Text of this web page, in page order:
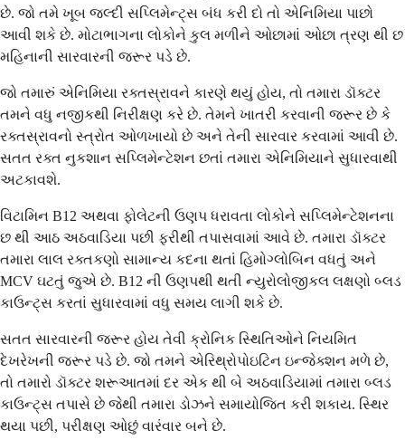
છે. જો તમે ખૂબ જલ્દી સપ્લિમેન્ટ્સ બંધ કરી દો તો એનિમિયા પાછો
આવી શકે છે. મોટાભાગના લોકોને કુલ મળીને ઓછામાં ઓછા ત્રણ થી છ
મહિનાની સારવારની જરૂર પડે છે.
જો તમારું એનિમિયા રક્તસ્રાવને કારણે થયું હોય, તો તમારા ડૉક્ટર
તમને વધુ નજીકથી નિરીક્ષણ કરે છે. તેમને ખાતરી કરવાની જરૂર છે કે
રક્તસ્રાવનો સ્ત્રોત ઓળખાયો છે અને તેની સારવાર કરવામાં આવી છે.
સતત રક્ત નુકશાન સપ્લિમેન્ટેશન છતાં તમારા એનિમિયાને સુધારવાથી
અટકાવશે.
વિટામિન B12 અથવા ફોલેટની ઉણપ ધરાવતા લોકોને સપ્લિમેન્ટેશનના
છ થી આઠ અઠવાડિયા પછી ફરીથી તપાસવામાં આવે છે. તમારા ડૉક્ટર
તમારા લાલ રક્તકણો સામાન્ય કદના થતાં હિમોગ્લોબિન વધતું અને
MCV ઘટતું જુએ છે. B12 ની ઉણપથી થતી ન્યુરોલોજીકલ લક્ષણો બ્લડ
કાઉન્ટ્સ કરતાં સુધારવામાં વધુ સમય લાગી શકે છે.
સતત સારવારની જરૂર હોય તેવી ક્રોનિક સ્થિતિઓને નિયમિત
દેખરેખની જરૂર પડે છે. જો તમને એરિથ્રોપોઇટિન ઇન્જેક્શન મળે છે,
તો તમારો ડૉક્ટર શરૂઆતમાં દર એક થી બે અઠવાડિયામાં તમારા બ્લડ
કાઉન્ટ્સ તપાસે છે જેથી તમારા ડોઝને સમાયોજિત કરી શકાય. સ્થિર
થયા પછી, પરીક્ષણ ઓછું વારંવાર બને છે.